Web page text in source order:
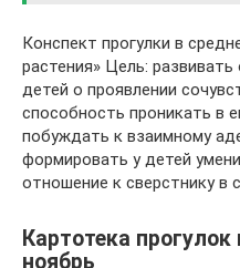
Конспект прогулки в
растения» Цель:
детей о проявлении
способность проникать в
побуждать к взаимному
формировать у детей
отношение к сверстнику в
Картотека прогулок
ноябрь